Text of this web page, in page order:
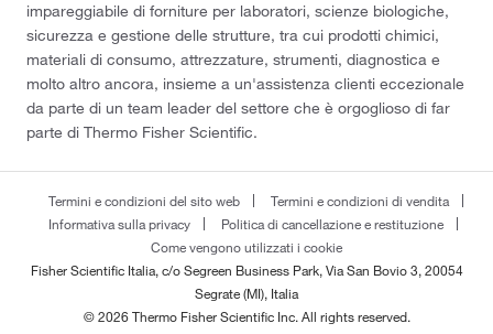
impareggiabile di forniture per laboratori, scienze biologiche,
sicurezza e gestione delle strutture, tra cui prodotti chimici,
materiali di consumo, attrezzature, strumenti, diagnostica e
molto altro ancora, insieme a un'assistenza clienti eccezionale
da parte di un team leader del settore che è orgoglioso di far
parte di Thermo Fisher Scientific.
Termini e condizioni del sito web
Termini e condizioni di vendita
Informativa sulla privacy
Politica di cancellazione e restituzione
Come vengono utilizzati i cookie
Fisher Scientific Italia, c/o Segreen Business Park, Via San Bovio 3, 20054
Segrate (MI), Italia
© 2026 Thermo Fisher Scientific Inc. All rights reserved.